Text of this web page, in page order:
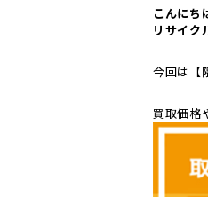
こんにち
リサイク
今回は【
買取価格